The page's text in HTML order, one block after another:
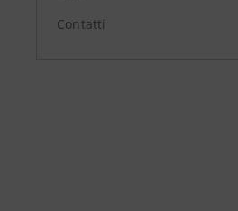
Contatti